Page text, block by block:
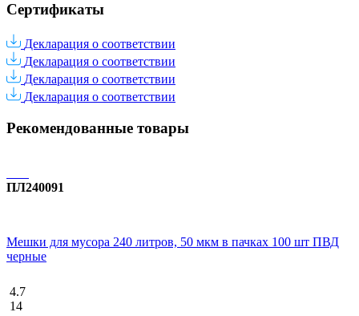
Сертификаты
Декларация о соответствии
Декларация о соответствии
Декларация о соответствии
Декларация о соответствии
Рекомендованные товары
ПЛ240091
Мешки для мусора 240 литров, 50 мкм в пачках 100 шт ПВД
черные
4.7
14